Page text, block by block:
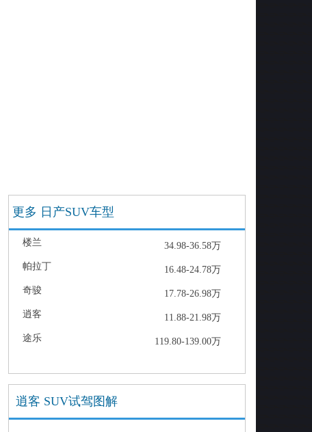
更多 日产SUV车型
楼兰
34.98-36.58万
帕拉丁
16.48-24.78万
奇骏
17.78-26.98万
逍客
11.88-21.98万
途乐
119.80-139.00万
逍客 SUV试驾图解